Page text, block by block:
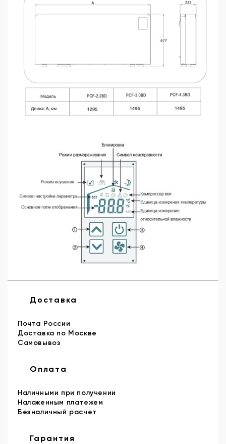
Доставка
Почта России
Доставка по Москве
Самовывоз
Оплата
Наличными при получении
Наложенным платежем
Безналичный расчет
Гарантия